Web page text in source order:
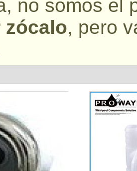
no somos el
zócalo, pero